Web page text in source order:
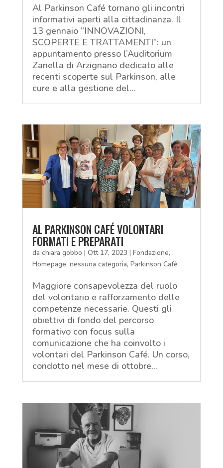
Al Parkinson Café tornano gli incontri
informativi aperti alla cittadinanza. Il
13 gennaio “INNOVAZIONI,
SCOPERTE E TRATTAMENTI”: un
appuntamento presso l’Auditorium
Zanella di Arzignano dedicato alle
recenti scoperte sul Parkinson, alle
cure e alla gestione del...
AL PARKINSON CAFÉ VOLONTARI
FORMATI E PREPARATI
da chiara gobbo | Ott 17, 2023 | Fondazione,
Homepage, nessuna categoria, Parkinson Cafè
Maggiore consapevolezza del ruolo
del volontario e rafforzamento delle
competenze necessarie. Questi gli
obiettivi di fondo del percorso
formativo con focus sulla
comunicazione che ha coinvolto i
volontari del Parkinson Café. Un corso,
condotto nel mese di ottobre...